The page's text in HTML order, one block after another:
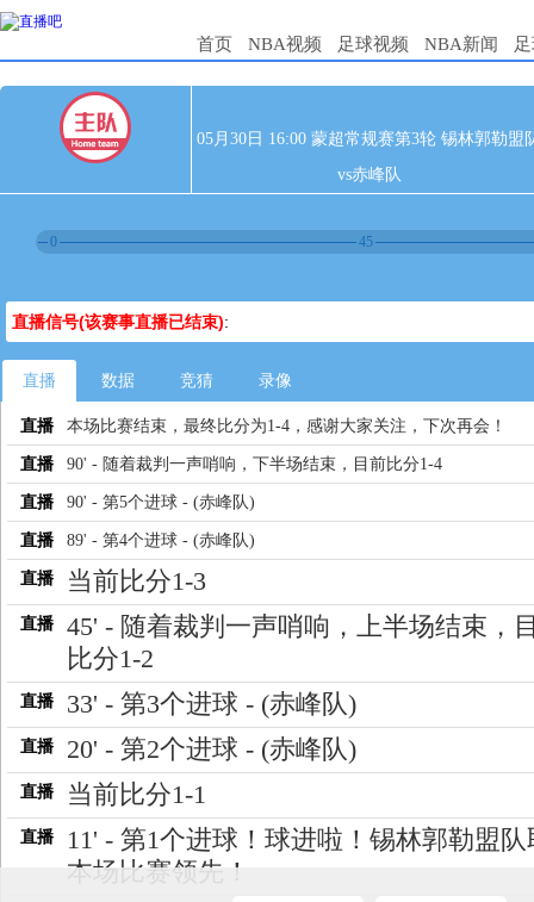
首页 NBA视频 足球视频 NBA新闻
05月30日 16:00 蒙超常规赛第3轮 锡林郭勒盟
vs赤峰队
0 45
直播信号(该赛事直播已结束):
直播 数据 竞猜 录像
直播 本场比赛结束，最终比分为1-4，感谢大家关注，下次再会！
直播 90' - 随着裁判一声哨响，下半场结束，目前比分1-4
直播 90' - 第5个进球 - (赤峰队)
直播 89' - 第4个进球 - (赤峰队)
直播 当前比分1-3
直播
45' - 随着裁判一声哨响，上半场结束，
比分1-2
直播 33' - 第3个进球 - (赤峰队)
直播 20' - 第2个进球 - (赤峰队)
直播 当前比分1-1
直播
11' - 第1个进球！球进啦！锡林郭勒盟队
本场比赛领先！